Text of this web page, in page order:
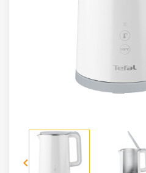
Sécurité
Mobilités
